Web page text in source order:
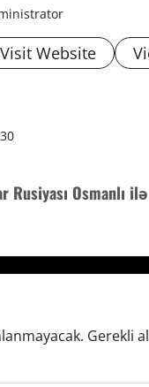
Visit Website
30
Rusiyası Osmanlı
Gerekli